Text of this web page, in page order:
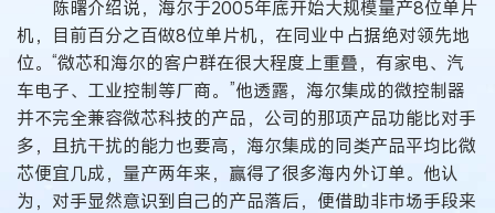
陈曙介绍说，海尔于2005年底开始大规模量产8位单片
机，目前百分之百做8位单片机，在同业中占据绝对领先地
位。“微芯和海尔的客户群在很大程度上重叠，有家电、汽
车电子、工业控制等厂商。”他透露，海尔集成的微控制器
并不完全兼容微芯科技的产品，公司的那项产品功能比对手
多，且抗干扰的能力也要高，海尔集成的同类产品平均比微
芯便宜几成，量产两年来，赢得了很多海内外订单。他认
为，对手显然意识到自己的产品落后，便借助非市场手段来